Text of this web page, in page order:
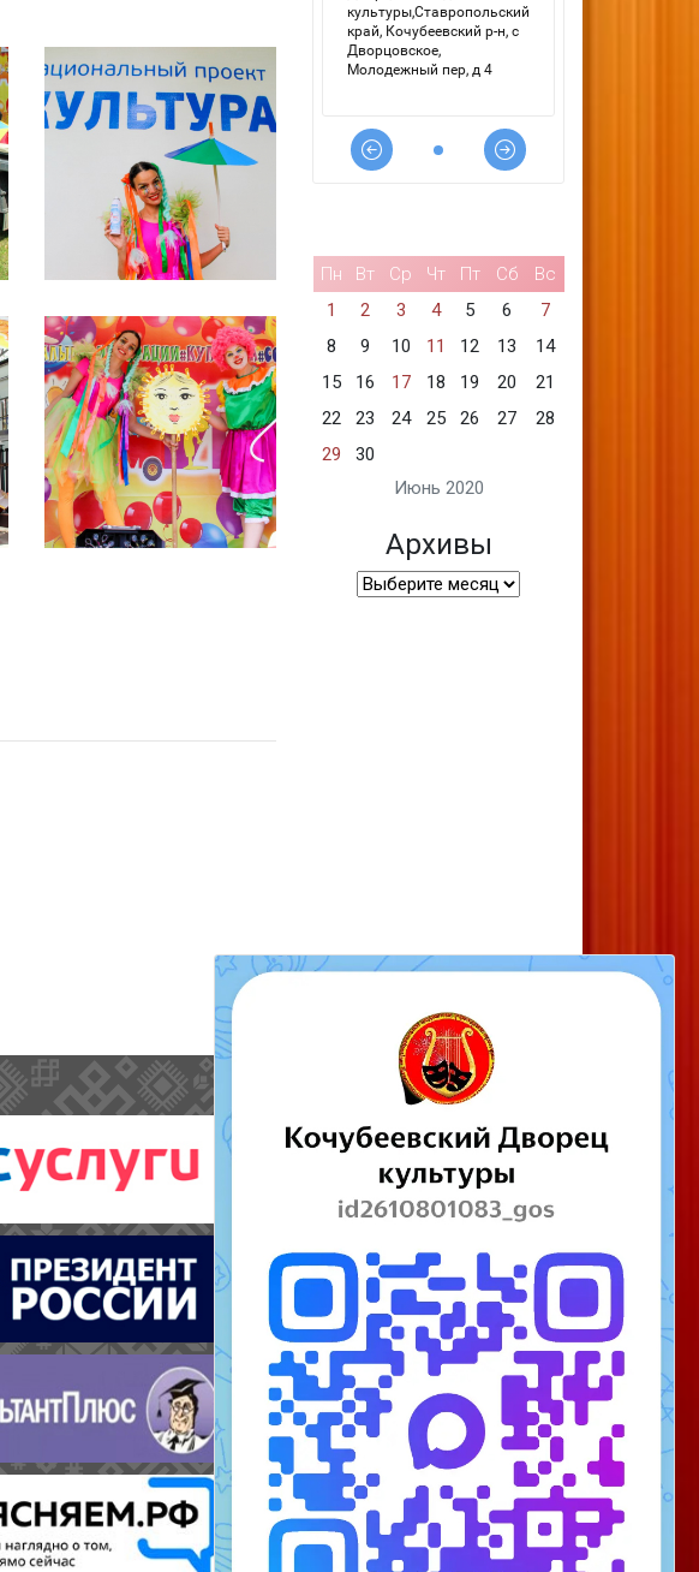
Июнь 2020
Пн Вт Ср Чт Пт Сб
Вс
1
2 3 4 5 6
7
8
9 10 11 12 13
14
15
16 17 18 19 20
21
22
23 24 25 26 27
28
29
30
Архивы
Архивы